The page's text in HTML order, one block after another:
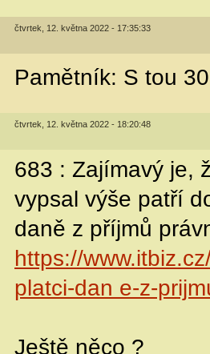
čtvrtek, 12. května 2022 - 17:35:33
Pamětník: S tou
čtvrtek, 12. května 2022 - 18:20:48
683 : Zajímavý je,
vypsal výše patří
daně z příjmů
https://
platci-dan e-z-
Ještě něco ?